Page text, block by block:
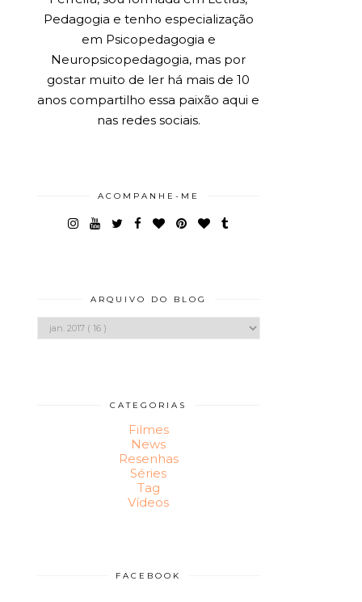
Pedagogia e tenho especialização
em Psicopedagogia e
Neuropsicopedagogia, mas por
gostar muito de ler há mais de 10
anos compartilho essa paixão aqui e
nas redes sociais.
ACOMPANHE-ME
ARQUIVO DO BLOG
CATEGORIAS
Filmes
News
Resenhas
Séries
Tag
Vídeos
FACEBOOK